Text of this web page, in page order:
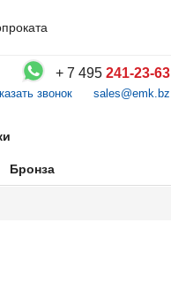
+ 7 495 241-23-63
звонок sales@emk.bz
Бронза